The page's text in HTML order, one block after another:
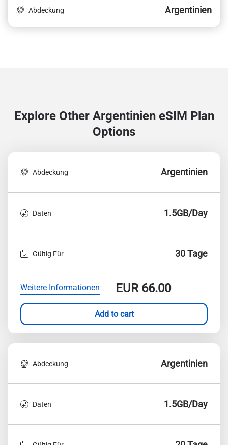
Abdeckung Argentinien
Explore Other Argentinien eSIM Plan
Options
Abdeckung Argentinien
Daten 1.5GB/Day
Gültig Für 30 Tage
Weitere Informationen EUR66.00
Add to cart
Abdeckung Argentinien
Daten 1.5GB/Day